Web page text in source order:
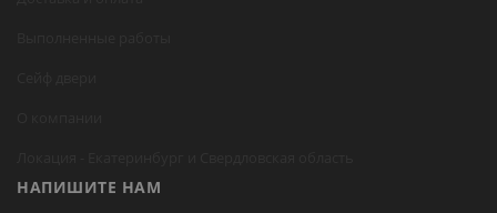
НАПИШИТЕ НАМ